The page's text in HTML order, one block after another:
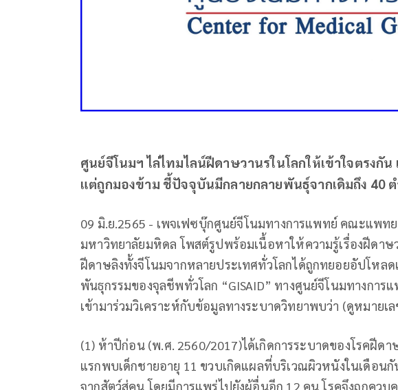
ศูนย์จีโนมฯ ไล่ไทมไลน์ฝีดาษวานรในโลกให้เข้าใจตรงกัน
แต่ถูกมองข้าม ชี้ปัจจุบันมีกลายกลายพันธุ์จากเดิมถึง 40
09 มิ.ย.2565 - เพจเฟซบุ๊กศูนย์จีโนมทางการแพทย์ คณะแพท
มหาวิทยาลัยมหิดล โพสต์รูปพร้อมเนื้อหาให้ความรู้เรื่องฝีดาษ
ฝีดาษลิงทั้งจีโนมจากหลายประเทศทั่วโลกได้ถูกทยอยอัปโหล
พันธุกรรมของจุลชีพทั่วโลก “GISAID” ทางศูนย์จีโนมทางการ
เข้ามาร่วมวิเคราะห์กับข้อมูลทางระบาดวิทยาพบว่า (ดูหมายเ
(1) ห้าปีก่อน (พ.ศ. 2560/2017)ได้เกิดการระบาดของโรคฝีดา
แรกพบเด็กชายอายุ 11 ขวบเกิดแผลที่บริเวณผิวหนังในเดือน
จากสัตว์สู่คน โดยมีการแพร่ไปยังผู้อื่นอีก 12 คน โรคจึงถูกควบ